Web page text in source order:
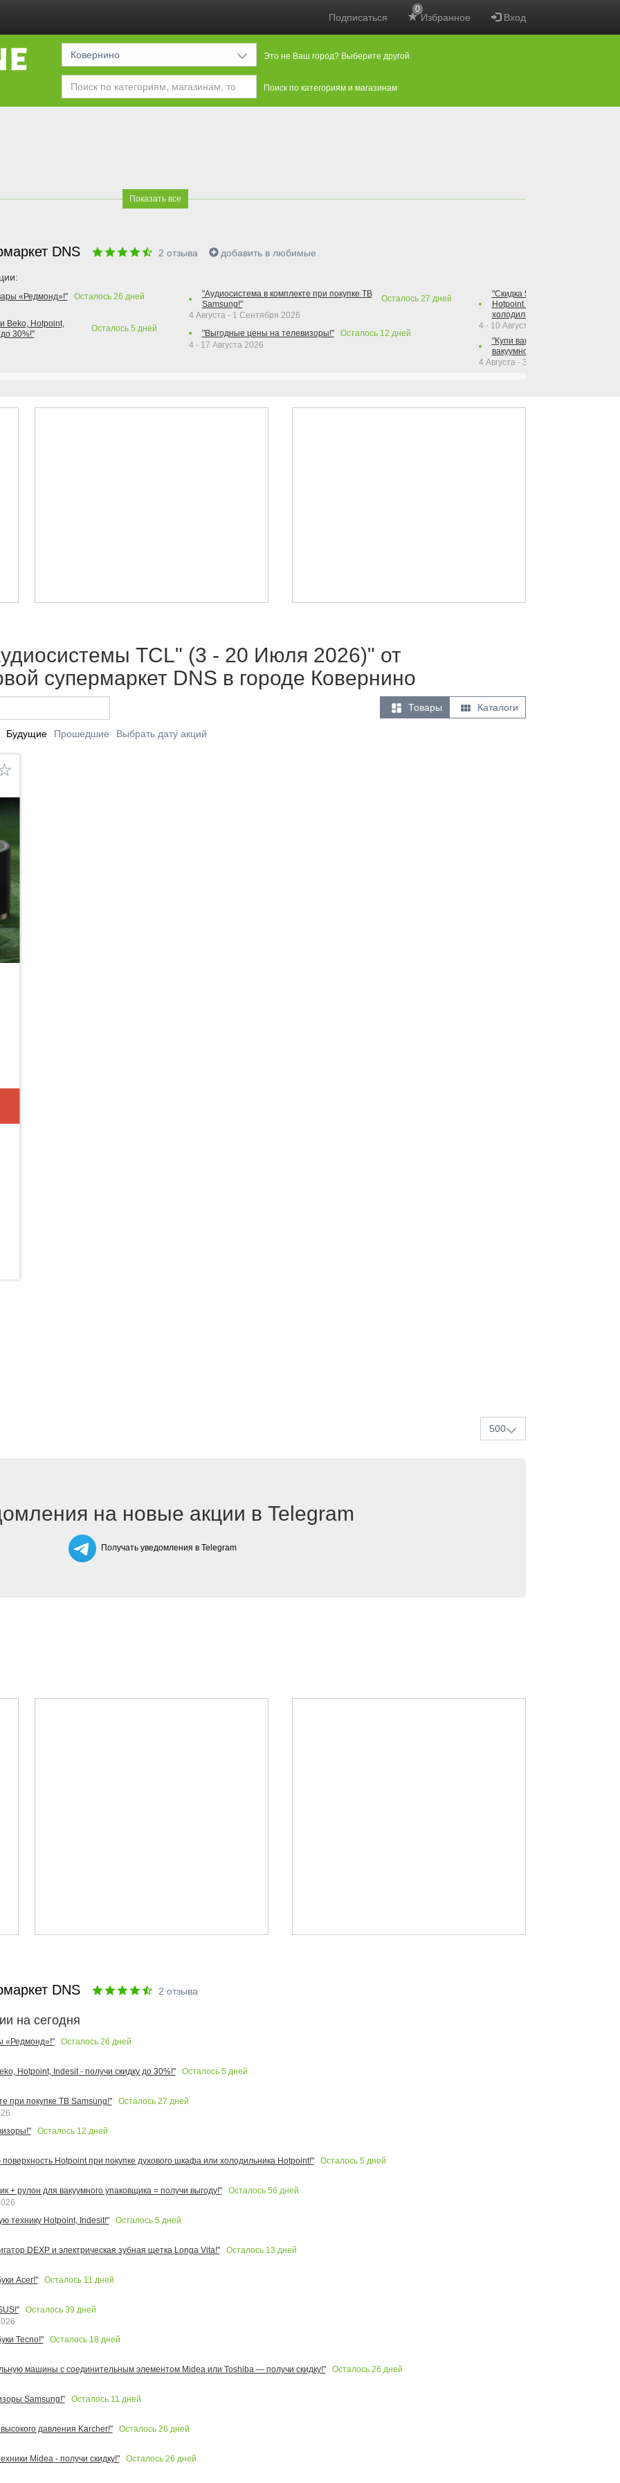
Подписаться Избранное
0
Вход
Ковернино Это не Ваш город? Выберите другой
Поиск по категориям и магазинам
Показать все
DNS 2 отзыва добавить в любимые
«Редмонд»!" Осталось 26 дней
Beko, Hotpoint,
30%!"
Осталось 5 дней
"Аудиосистема в комплекте при покупке ТВ
Samsung!"
Осталось 27 дней
4 Августа - 1 Сентября 2026
"Выгодные цены на телевизоры!"
Осталось 12 дней
4 - 17 Августа 2026
"Скидка 50% на варочную
Hotpoint при покупке духового
холодильника Hotpoint!"
4 - 10 Августа 2026
"Купи вакуумный упаковщик +
вакуумного упаковщика =
4 Августа - 30 Сентября 2026
TCL" (3 - 20 Июля 2026)" от
супермаркет DNS в городе Ковернино
 Товары  Каталоги
Будущие Прошедшие Выбрать дату акций
500
на новые акции в Telegram
Получать уведомления в Telegram
DNS 2 отзыва
на сегодня
«Редмонд»!" Осталось 26 дней
Hotpoint, Indesit - получи скидку до 30%!" Осталось 5 дней
при покупке ТВ Samsung!" Осталось 27 дней
Осталось 12 дней
Hotpoint при покупке духового шкафа или холодильника Hotpoint!" Осталось 5 дней
+ рулон для вакуумного упаковщика = получи выгоду!" Осталось 56 дней
технику Hotpoint, Indesit!"
Осталось 5 дней
DEXP и электрическая зубная щетка Longa Vita!" Осталось 13 дней
Acer!" Осталось 11 дней
Осталось 39 дней
Tecno!"
Осталось 18дней
машины с соединительным элементом Midea или Toshiba — получи скидку!" Осталось 26 дней
Samsung!" Осталось 11 дней
давления Karcher!" Осталось 26 дней
Midea - получи скидку!" Осталось 26 дней